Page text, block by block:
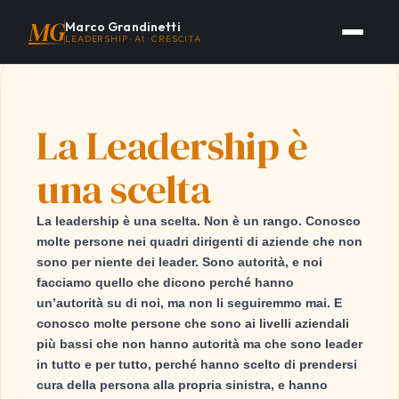
MGMarco Grandinetti
LEADERSHIP · AI · CRESCITA
La Leadership è
una scelta
La leadership è una scelta. Non è un rango. Conosco
molte persone nei quadri dirigenti di aziende che non
sono per niente dei leader. Sono autorità, e noi
facciamo quello che dicono perché hanno
un’autorità su di noi, ma non li seguiremmo mai. E
conosco molte persone che sono ai livelli aziendali
più bassi che non hanno autorità ma che sono leader
in tutto e per tutto, perché hanno scelto di prendersi
cura della persona alla propria sinistra, e hanno